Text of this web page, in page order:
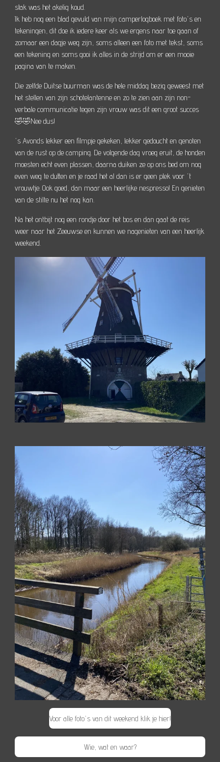
stak was het akelig koud.
Ik heb nog een blad gevuld van mijn camperlogboek met foto's en
tekeningen, dit doe ik iedere keer als we ergens naar toe gaan of
zomaar een dagje weg zijn, soms alleen een foto met tekst, soms
een tekening en soms gooi ik alles in de strijd om er een mooie
pagina van te maken.
Die zelfde Duitse buurman was de hele middag bezig geweest met
het stellen van zijn schotelantenne en zo te zien aan zijn non-
verbale communicatie tegen zijn vrouw was dit een groot succes
🤣🤣Nee dus!
's Avonds lekker een filmpje gekeken, lekker gedoucht en genoten
van de rust op de camping. De volgende dag vroeg eruit, de honden
moesten echt even plassen, daarna duiken ze op ons bed om nog
even weg te dutten en je raad het al dan is er geen plek voor 't
vrouwtje. Ook goed, dan maar een heerlijke nespresso! En genieten
van de stilte nu het nog kan.
Na het ontbijt nog een rondje door het bos en dan gaat de reis
weer naar het Zeeuwse en kunnen we nagenieten van een heerlijk
weekend.
Voor alle foto's van dit weekend klik je hier!
Wie, wat en waar?